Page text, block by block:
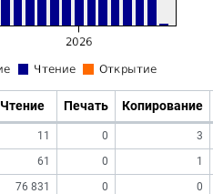
Чтение Печать Копирование
11 0
3
61 0 1
76 831 0
0